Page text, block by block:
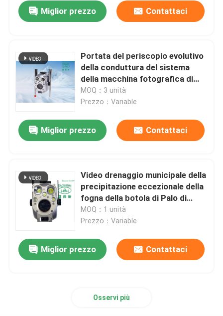
Miglior prezzo Contattaci
Portata del periscopio evolutivo
della conduttura del sistema
della macchina fotografica di
Palo della fogna di ispezione alta
MOQ：3 unità
Prezzo：Variable
Miglior prezzo Contattaci
Video drenaggio municipale della
precipitazione eccezionale della
fogna della botola di Palo di
ispezione telescopica della
macchina fotografica
MOQ：1 unità
Prezzo：Variable
Miglior prezzo Contattaci
Osservi più